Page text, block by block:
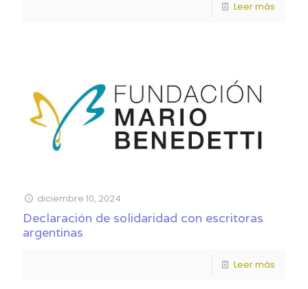
Leer más
diciembre 10, 2024
Declaración de solidaridad con escritoras
argentinas
Leer más